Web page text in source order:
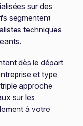
sur des
segmentent
techniques
dès le départ
et type
approche
sur les
à votre